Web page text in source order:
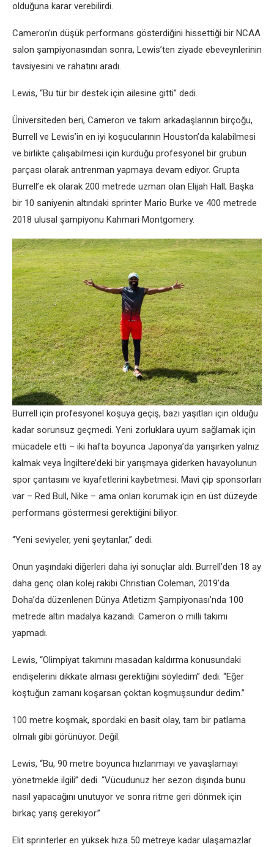
olduğuna karar verebilirdi.
Cameron’ın düşük performans gösterdiğini hissettiği bir NCAA
salon şampiyonasından sonra, Lewis’ten ziyade ebeveynlerinin
tavsiyesini ve rahatını aradı.
Lewis, “Bu tür bir destek için ailesine gitti” dedi.
Üniversiteden beri, Cameron ve takım arkadaşlarının birçoğu,
Burrell ve Lewis’in en iyi koşucularının Houston’da kalabilmesi
ve birlikte çalışabilmesi için kurduğu profesyonel bir grubun
parçası olarak antrenman yapmaya devam ediyor. Grupta
Burrell’e ek olarak 200 metrede uzman olan Elijah Hall; Başka
bir 10 saniyenin altındaki sprinter Mario Burke ve 400 metrede
2018 ulusal şampiyonu Kahmari Montgomery.
Burrell için profesyonel koşuya geçiş, bazı yaşıtları için olduğu
kadar sorunsuz geçmedi. Yeni zorluklara uyum sağlamak için
mücadele etti – iki hafta boyunca Japonya’da yarışırken yalnız
kalmak veya İngiltere’deki bir yarışmaya giderken havayolunun
spor çantasını ve kıyafetlerini kaybetmesi. Mavi çip sponsorları
var – Red Bull, Nike – ama onları korumak için en üst düzeyde
performans göstermesi gerektiğini biliyor.
“Yeni seviyeler, yeni şeytanlar,” dedi.
Onun yaşındaki diğerleri daha iyi sonuçlar aldı. Burrell’den 18 ay
daha genç olan kolej rakibi Christian Coleman, 2019’da
Doha’da düzenlenen Dünya Atletizm Şampiyonası’nda 100
metrede altın madalya kazandı. Cameron o milli takımı
yapmadı.
Lewis, “Olimpiyat takımını masadan kaldırma konusundaki
endişelerini dikkate alması gerektiğini söyledim” dedi. “Eğer
koştuğun zamanı koşarsan çoktan koşmuşsundur dedim.”
100 metre koşmak, spordaki en basit olay, tam bir patlama
olmalı gibi görünüyor. Değil.
Lewis, “Bu, 90 metre boyunca hızlanmayı ve yavaşlamayı
yönetmekle ilgili” dedi. “Vücudunuz her sezon dışında bunu
nasıl yapacağını unutuyor ve sonra ritme geri dönmek için
birkaç yarış gerekiyor.”
Elit sprinterler en yüksek hıza 50 metreye kadar ulaşamazlar